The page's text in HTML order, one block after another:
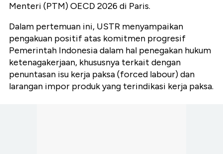
Menteri (PTM) OECD 2026 di Paris.
Dalam pertemuan ini, USTR menyampaikan
pengakuan positif atas komitmen progresif
Pemerintah Indonesia dalam hal penegakan hukum
ketenagakerjaan, khususnya terkait dengan
penuntasan isu kerja paksa (forced labour) dan
larangan impor produk yang terindikasi kerja paksa.